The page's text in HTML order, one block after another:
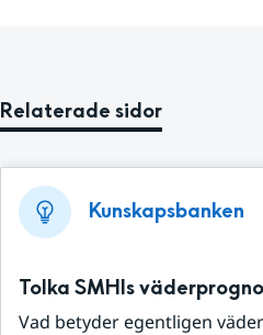
Relaterade sidor
Kunskapsbanken
Tolka SMHIs
Vad betyder egentligen